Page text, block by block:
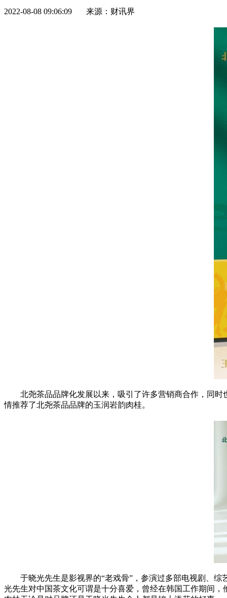
2022-08-08 09:06:09 来源：财讯界
北尧茶品品牌化发展以来，吸引了许多营销商合作，同
情推荐了北尧茶品品牌的玉润岩韵肉桂。
于晓光先生是影视界的“老戏骨”，参演过多部电视剧、
光先生对中国茶文化可谓是十分喜爱，曾经在韩国工作期间